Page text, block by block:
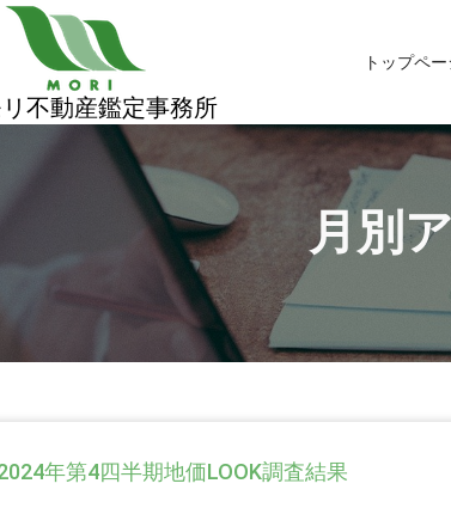
不動産鑑定事務所
トップペー
月別
年第4四半期地価LOOK調査結果